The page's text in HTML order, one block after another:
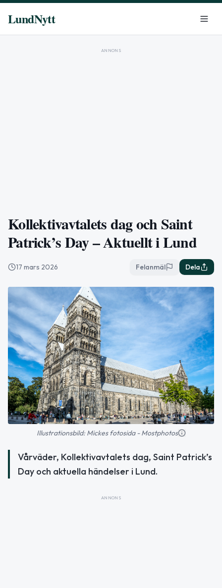
LundNytt
ANNONS
Kollektivavtalets dag och Saint
Patrick’s Day – Aktuellt i Lund
17 mars 2026 Felanmäl Dela
Illustrationsbild: Mickes fotosida - Mostphotos
Vårväder, Kollektivavtalets dag, Saint Patrick’s
Day och aktuella händelser i Lund.
ANNONS